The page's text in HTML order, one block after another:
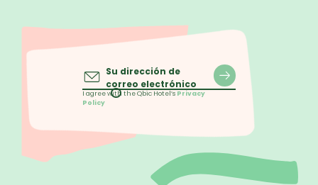
Su dirección de
correo electrónico
I agree with the Qbic Hotel’s Privacy
Policy